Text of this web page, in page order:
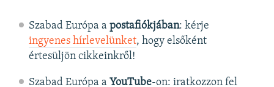
Szabad Európa a postafiókjában: kérje
ingyenes hírlevelünket, hogy elsőként
értesüljön cikkeinkről!
Szabad Európa a YouTube-on: iratkozzon fel